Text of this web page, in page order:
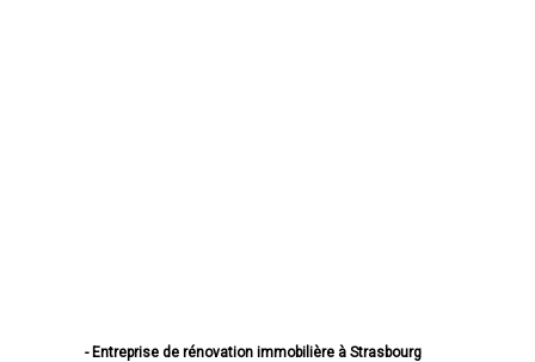
- Entreprise de rénovation immobilière à Strasbourg